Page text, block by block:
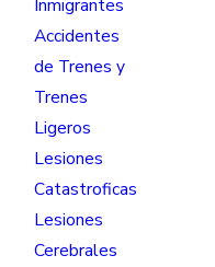
Accidentes
de Trenes y
Trenes
Ligeros
Lesiones
Catastroficas
Lesiones
Cerebrales